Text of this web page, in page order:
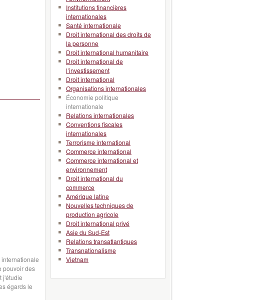
pouvoir des
j'étudie
égards le
Institutions financières
internationales
Santé internationale
Droit international des droits de
la personne
Droit international humanitaire
Droit international de
l’investissement
Droit international
Organisations internationales
Économie politique
internationale
Relations internationales
Conventions fiscales
internationales
Terrorisme international
Commerce international
Commerce international et
environnement
Droit international du
commerce
Amérique latine
Nouvelles techniques de
production agricole
Droit international privé
Asie du Sud-Est
Relations transatlantiques
Transnationalisme
Vietnam